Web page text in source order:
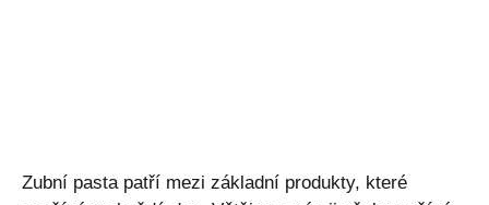
Zubní pasta patří mezi základní produkty, které